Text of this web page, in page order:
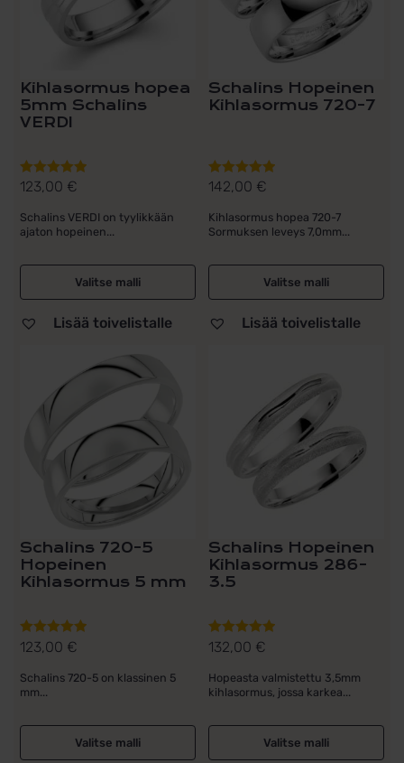
Kihlasormus hopea
5mm Schalins
VERDI
Arvostelu
5.00/ 5
123,00 €
Schalins VERDI on tyylikkään
ajaton hopeinen...
Valitse malli
Lisää toivelistalle
Schalins Hopeinen
Kihlasormus 720-7
Arvostelu
5.00/ 5
142,00 €
Kihlasormus hopea 720-7
Sormuksen leveys 7,0mm...
Valitse malli
Lisää toivelistalle
Schalins 720-5
Hopeinen
Kihlasormus 5 mm
Arvostelu
5.00/ 5
123,00 €
Schalins 720-5 on klassinen 5
mm...
Valitse malli
Schalins Hopeinen
Kihlasormus 286-
3.5
Arvostelu
5.00/ 5
132,00 €
Hopeasta valmistettu 3,5mm
kihlasormus, jossa karkea...
Valitse malli